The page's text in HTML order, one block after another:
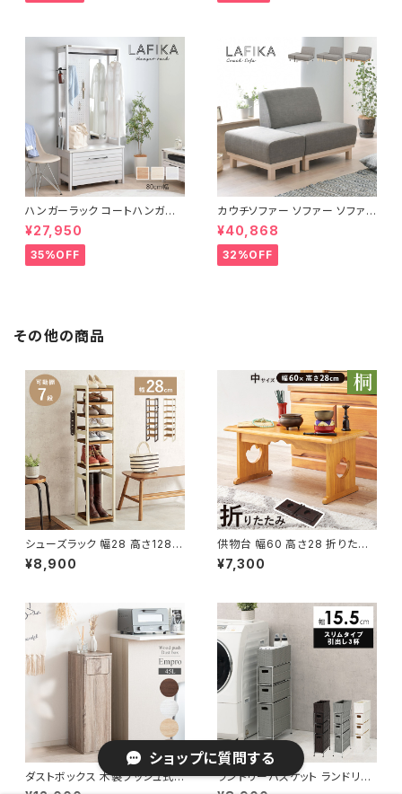
ショップに質問する
ハンガーラック コートハンガー
ワードローブ フリーラック クロ
ーゼット 幅80 新生活 一人暮ら
し
¥27,950
35%OFF
カウチソファー ソファー ソファ
オットマン 1.5人掛 け新生活 一
人暮らし 完成品
¥40,868
32%OFF
その他の商品
シューズラック 幅28 高さ128
シューズボックス オープンラック
シェルフ マルチラック 下駄箱 靴
¥8,900
供物台 幅60 高さ28 折りたた
み式 供養机 お供え机 お供え台
御供物台 お経 仏壇 仏事 仏具
¥7,300
ダストボックス 木製プッシュ式
ゴミ箱 スタイリッシュ ナチュラル
ランドリーバスケット ランドリー
ワゴン 洗濯カゴ キャスター付 ラ